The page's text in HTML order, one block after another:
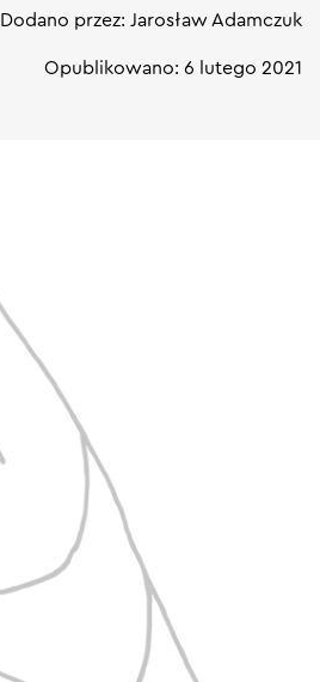
Dodano przez: Jarosław Adamczuk
Opublikowano: 6 lutego 2021